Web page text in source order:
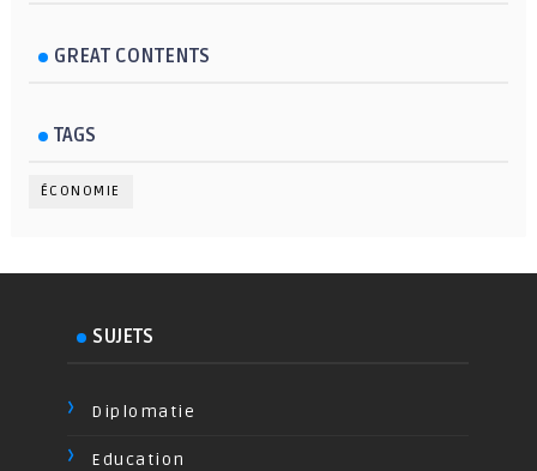
GREAT CONTENTS
TAGS
ÉCONOMIE
SUJETS
Diplomatie
Education